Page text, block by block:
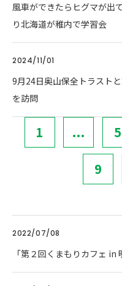
風車ができたらヒグマが出
り北海道が稚内で学習会
2024/11/01
9月24日奥山保全トラスト
を訪問
1 ... 5
9
2022/07/08
「第２回くまもりカフェ